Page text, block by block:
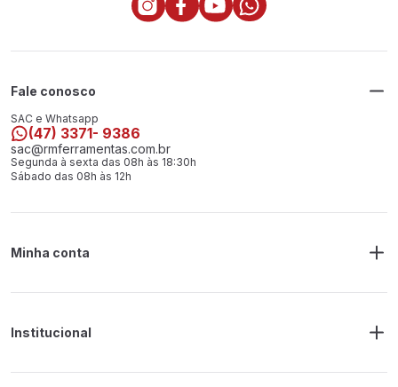
Fale conosco
SAC e Whatsapp
(47) 3371- 9386
sac@rmferramentas.com.br
Segunda à sexta das 08h às 18:30h
Sábado das 08h às 12h
Minha conta
Endereço de Entrega
Institucional
Politica de Privacidade